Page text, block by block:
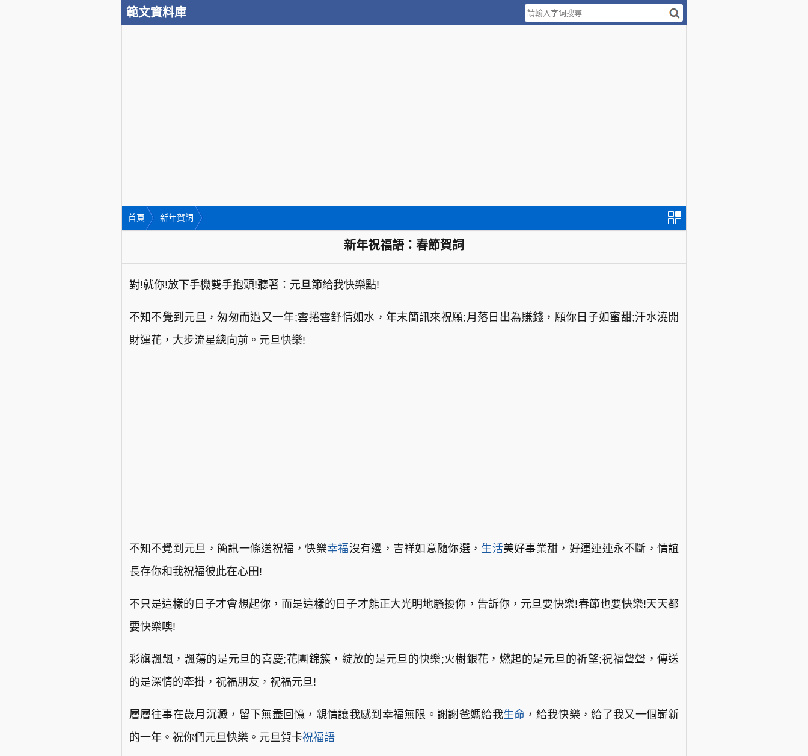
範文資料庫
首頁 新年賀詞
新年祝福語：春節賀詞
對!就你!放下手機雙手抱頭!聽著：元旦節給我快樂點!
不知不覺到元旦，匆匆而過又一年;雲捲雲舒情如水，年末簡訊來祝願;月落日出為賺錢，願你日子如蜜甜;汗水澆開
財運花，大步流星總向前。元旦快樂!
不知不覺到元旦，簡訊一條送祝福，快樂幸福沒有邊，吉祥如意隨你選， 生活美好事業甜，好運連連永不斷，情誼
長存你和我祝福彼此在心田!
不只是這樣的日子才會想起你，而是這樣的日子才能正大光明地騷擾你，告訴你，元旦要快樂!春節也要快樂!天天都
要快樂噢!
彩旗飄飄，飄蕩的是元旦的喜慶;花團錦簇，綻放的是元旦的快樂;火樹銀花，燃起的是元旦的祈望;祝福聲聲，傳送
的是深情的牽掛，祝福朋友，祝福元旦!
層層往事在歲月沉澱，留下無盡回憶，親情讓我感到幸福無限。謝謝爸媽給我生命 ，給我快樂，給了我又一個嶄新
的一年。祝你們元旦快樂。元旦賀卡祝福語